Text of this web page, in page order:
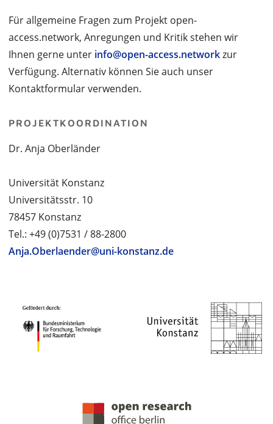
Für allgemeine Fragen zum Projekt open-
access.network, Anregungen und Kritik stehen wir
Ihnen gerne unter info@open-access.networkzur
Verfügung. Alternativ können Sie auch unser
Kontaktformular verwenden.
PROJEKTKOORDINATION
Dr. Anja Oberländer
Universität Konstanz
Universitätsstr. 10
78457 Konstanz
Tel.: +49 (0)7531 / 88-2800
Anja.Oberlaender@uni-konstanz.de